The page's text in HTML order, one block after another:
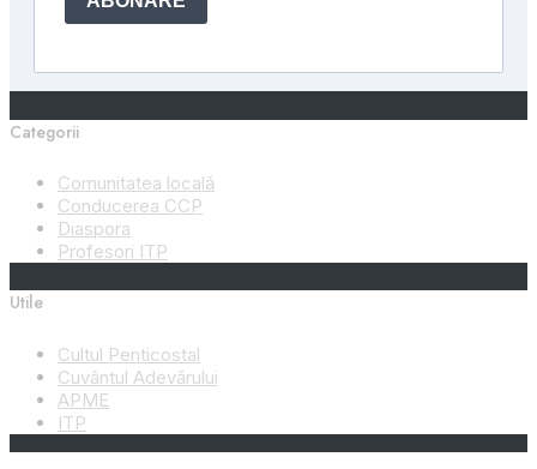
Categorii
Comunitatea locală
Conducerea CCP
Diaspora
Profesori ITP
Utile
Cultul Penticostal
Cuvântul Adevărului
APME
ITP